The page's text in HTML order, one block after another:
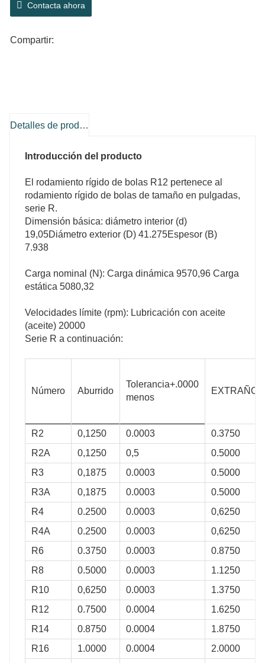
C0,C2,C3,C4
Contacta ahora
Compartir:
Detalles de producto
Introducción del producto
El rodamiento rígido de bolas R12 pertenece al
rodamiento rígido de bolas de tamaño en pulgadas,
serie R.
Dimensión básica: diámetro interior (d)
19,05Diámetro exterior (D) 41.275Espesor (B)
7.938
Carga nominal (N): Carga dinámica 9570,96 Carga
estática 5080,32
Velocidades límite (rpm): Lubricación con aceite
(aceite) 20000
Serie R a continuación:
Número Aburrido
Tolerancia+.0000
menos
EXTRAÑO
R2 0,1250 0.0003
0.3750
R2A
0,1250 0,5
0.5000
R3
0,1875 0.0003
0.5000
R3A
0,1875 0.0003
0.5000
R4
0.2500 0.0003
0,6250
R4A
0.2500 0.0003
0,6250
R6
0.3750 0.0003
0.8750
R8
0.5000 0.0003
1.1250
R10
0,6250 0.0003
1.3750
R12
0.7500 0.0004
1.6250
R14
0.8750 0.0004
1.8750
R16
1.0000 0.0004
2.0000
Capacidades de carga básicas
Dinámico/Cr
Estático/Cor
0.005
641
1312 489 0.002
0.005
1601 667 0.002
0.006
3350 1410 0.011
0.006
5116 2402 0,018
0.012
5961 3238 0.037
0.012
9386 4982 0,047
0.012
10098 5827 0,071
0.012
10098 5827 0,085
0.012
13256 8274 0.090
0.012
13256 8274 0.095
0.012
15970 10320 0.105
0.012
16770 11520 0.140